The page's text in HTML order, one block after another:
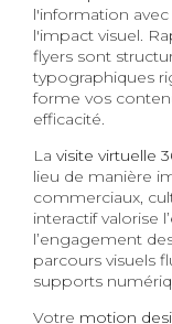
l'information
l'impact visuel.
flyers sont
typographiques
forme vos
efficacité.
La visite virtuelle
lieu de manière
commerciaux,
interactif valorise
l’engagement
parcours visuels
supports
Votre motion